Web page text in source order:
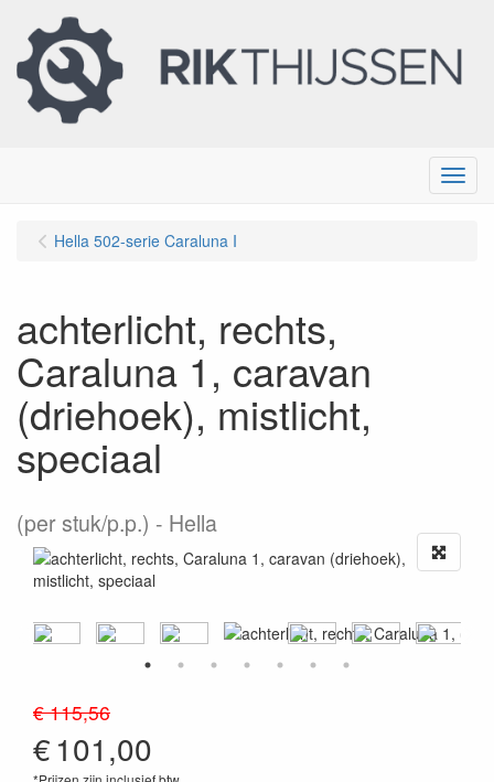
Menu
Hella 502-serie Caraluna I
achterlicht, rechts,
Caraluna 1, caravan
(driehoek), mistlicht,
speciaal
(per stuk/p.p.) Hella
€ 115,56
€101,00